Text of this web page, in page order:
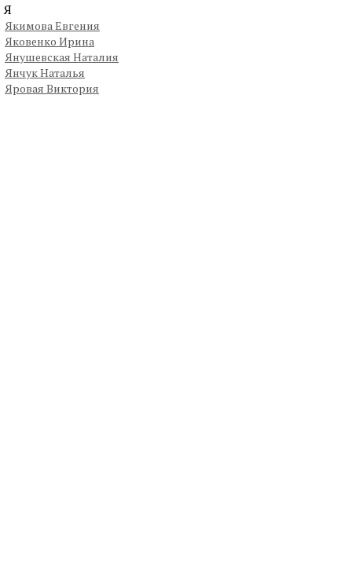
Я
Якимова Евгения
Яковенко Ирина
Янушевская Наталия
Янчук Наталья
Яровая Виктория